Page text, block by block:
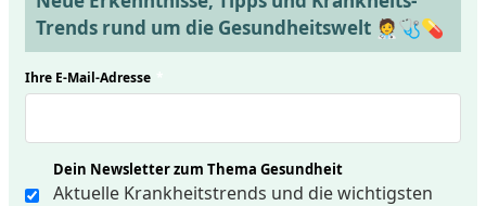
Trends rund um die Gesundheitswelt 🧑‍⚕️🩺💊
Ihre E-Mail-Adresse
Dein Newsletter zum Thema Gesundheit
Aktuelle Krankheitstrends und die wichtigsten